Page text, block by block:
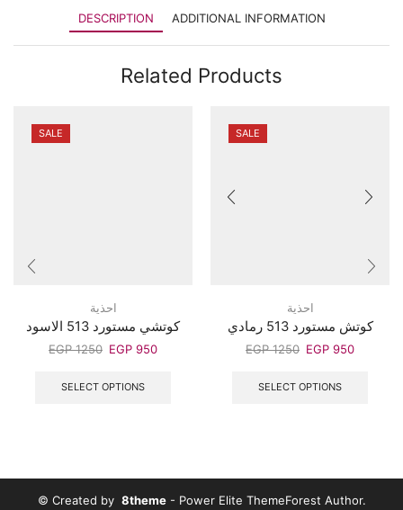
DESCRIPTION ADDITIONAL INFORMATION
Related Products
SALE
احذية
كوتشي مستورد 513 الاسود
EGP1250 EGP 950
SELECT OPTIONS
SALE
احذية
كوتش مستورد 513 رمادي
EGP1250 EGP 950
SELECT OPTIONS
© Created by 8theme- Power Elite ThemeForest Author.